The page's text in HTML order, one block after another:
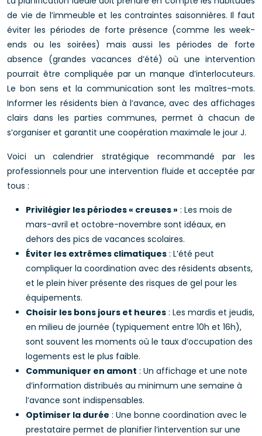
de vie de l’immeuble et les contraintes saisonnières. Il faut
éviter les périodes de forte présence (comme les week-
ends ou les soirées) mais aussi les périodes de forte
absence (grandes vacances d’été) où une intervention
pourrait être compliquée par un manque d’interlocuteurs.
Le bon sens et la communication sont les maîtres-mots.
Informer les résidents bien à l’avance, avec des affichages
clairs dans les parties communes, permet à chacun de
s’organiser et garantit une coopération maximale le jour J.
Voici un calendrier stratégique recommandé par les
professionnels pour une intervention fluide et acceptée par
tous :
Privilégier les périodes « creuses » : Les mois de
mars-avril et octobre-novembre sont idéaux, en
dehors des pics de vacances scolaires.
Éviter les extrêmes climatiques : L’été peut
compliquer la coordination avec des résidents absents,
et le plein hiver présente des risques de gel pour les
équipements.
Choisir les bons jours et heures : Les mardis et jeudis,
en milieu de journée (typiquement entre 10h et 16h),
sont souvent les moments où le taux d’occupation des
logements est le plus faible.
Communiquer en amont : Un affichage et une note
d’information distribués au minimum une semaine à
l’avance sont indispensables.
Optimiser la durée : Une bonne coordination avec le
prestataire permet de planifier l’intervention sur une